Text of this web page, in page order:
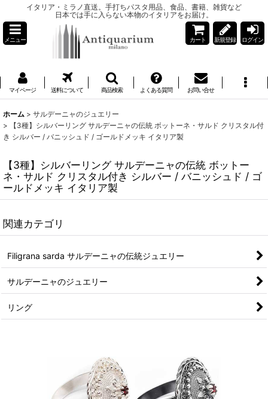
イタリア・ミラノ直送。手打ちパスタ用品、食品、書籍、雑貨など
日本では手に入らない本物のイタリアをお届け。
メニュー カート 新規登録 ログイン
マイページ 送料について 商品検索 よくある質問 お問い合せ
ホーム > サルデーニャのジュエリー
>
【3種】シルバーリング サルデーニャの伝統 ボットーネ・サルド クリスタル付
き シルバー / バニッシュド / ゴールドメッキ イタリア製
【3種】シルバーリング サルデーニャの伝統 ボットー
ネ・サルド クリスタル付き シルバー / バニッシュド / ゴ
ールドメッキ イタリア製
関連カテゴリ
Filigrana sarda サルデーニャの伝統ジュエリー
サルデーニャのジュエリー
リング